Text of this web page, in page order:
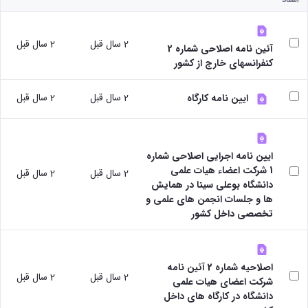
مرکز
نشر
رئیس
دفتر
ارتباط
صنعت
رئیس
آزمایشگاه
مرکزی
معاون
مدیر
امور
پژوهشی
کارکنان
ارتباط با
معاونت
نشانی
ونقشه
ارتباط
با
ارتباط
با
صنعت
تحقیقات
و فناوری
مرکز
گیاهی
پژوهشکده
آب
آزمایشگاه
تحقیقاتی
آزمایشگاه
آزمایشگاه
تنش
پسماند
آزمایشگاه
با
صنعت
آزمایشگاه
مرکزی
مرکز
نشر
شوراها و
پژوهشی
شورای
انتشارات
اتاق
فکر
پژوهشی
کارگروه
علم
سنجی
کارگروه
اخلاق
پزشکی
آیین
نامه
های
کتاب
نامه
های
طرح
ها
آیین
نامه
های
مجلات
آیین
نامه
های
کنفرانس
ها
آیین
نامه
آئین نامه اصلاحی شماره 2
کنفرانسهای خارج از کشور
2 سال قبل 2 سال قبل
ایین نامه کارگاه 2 سال قبل 2 سال قبل
ایین نامه اجرایی اصلاحی شماره
1 شرکت اعضاء هیات علمی
دانشگاه بوعلی سینا در همایش
ها و جلسات انجمن های علمی و
تخصصی داخل کشور
2 سال قبل 2 سال قبل
اصلاحیه شماره 2 آئین نامه
شرکت اعضای هیات علمی
دانشگاه در کارگاه های داخل
2 سال قبل 2 سال قبل